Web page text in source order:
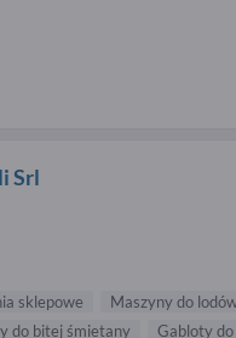
Srl
sklepowe Maszyny do
do bitej śmietany Gabloty